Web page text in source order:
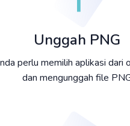
Unggah PNG
perlu memilih aplikasi dari
dan mengunggah file